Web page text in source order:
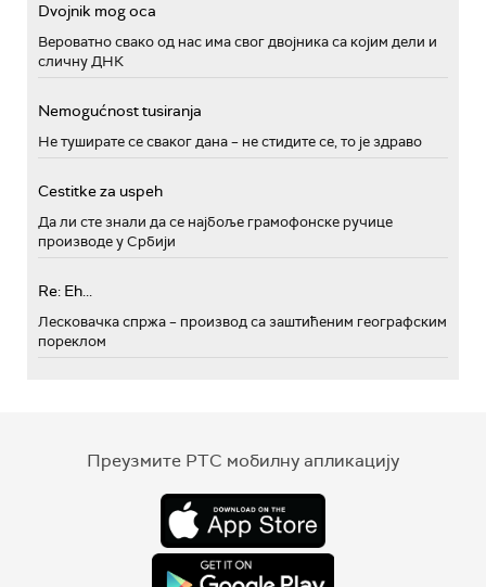
Dvojnik mog oca
Вероватно свако од нас има свог двојника са којим дели и
сличну ДНК
Nemogućnost tusiranja
Не туширате се сваког дана – не стидите се, то је здраво
Cestitke za uspeh
Да ли сте знали да се најбоље грамофонске ручице
производе у Србији
Re: Eh...
Лесковачка спржа – производ са заштићеним географским
пореклом
Преузмите РТС мобилну апликацију